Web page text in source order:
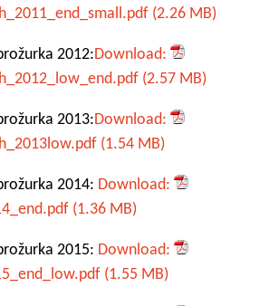
(2.26 MB)
2012:Download:
(2.57 MB)
2013:Download:
(1.54 MB)
2014: Download:
(1.36 MB)
2015: Download:
(1.55 MB)